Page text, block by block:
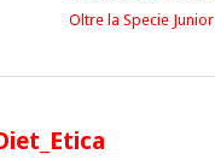
Oltre la Specie Junior